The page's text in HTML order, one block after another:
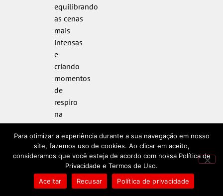
equilibrando
as cenas
mais
intensas
e
criando
momentos
de
respiro
na
narrativa.
Sem
exageros
ou
fórmulas
batidas,
Para otimizar a experiência durante a sua navegação em nosso
site, fazemos uso de cookies. Ao clicar em aceito,
consideramos que você esteja de acordo com nossa Política de
Privacidade e Termos de Uso.
Aceitar
Recusar Política de privacidade